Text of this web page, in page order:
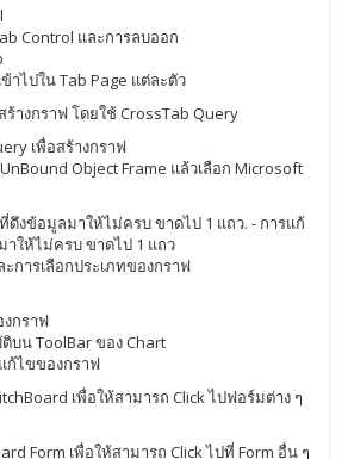
Control และการลบออก
าไปใน Tab Page แต่ละตัว
างกราฟ โดยใช้ CrossTab Query
เพื่อสร้างกราฟ
Object Frame แล้วเลือก Microsoft
งข้อมูลมาให้ไม่ครบ ขาดไป 1 แถว. - การแก้
ให้ไม่ครบ ขาดไป 1 แถว
การเลือกประเภทของกราฟ
งกราฟ
น ToolBar ของ Chart
ก้ไขของกราฟ
เพื่อให้สามารถ Click ไปฟอร์มต่าง ๆ
Form เพื่อให้สามารถ Click ไปที่ Form อื่น ๆ